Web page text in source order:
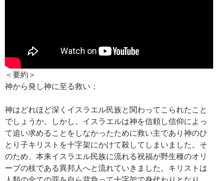
＜要約＞
神から発し神に至る救い：
神はどれほど深くイスラエル民族と関わってこられたこと
でしょうか。しかし、イスラエルは神を信頼し信仰によっ
て追い求めることをしなかったために救い主であり神のひ
とり子キリストを十字架にかけて殺してしまいました。そ
のため、本来イスラエル民族に流れる祝福が野生種のオリ
ーブの枝である異邦人へと流れていきました。キリストは
人類の全ての罪を自ら背負って十字架で身代わりとなり、